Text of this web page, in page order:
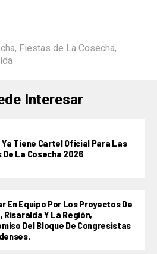
, Fiestas de La Cosecha,
Interesar
Tiene Cartel Oficial Para Las
La Cosecha 2026
En Equipo Por Los Proyectos De
Risaralda Y La Región,
Del Bloque De Congresistas